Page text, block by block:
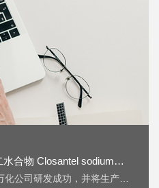
合物 Closantel sodium
公司研发成功，并将生产技